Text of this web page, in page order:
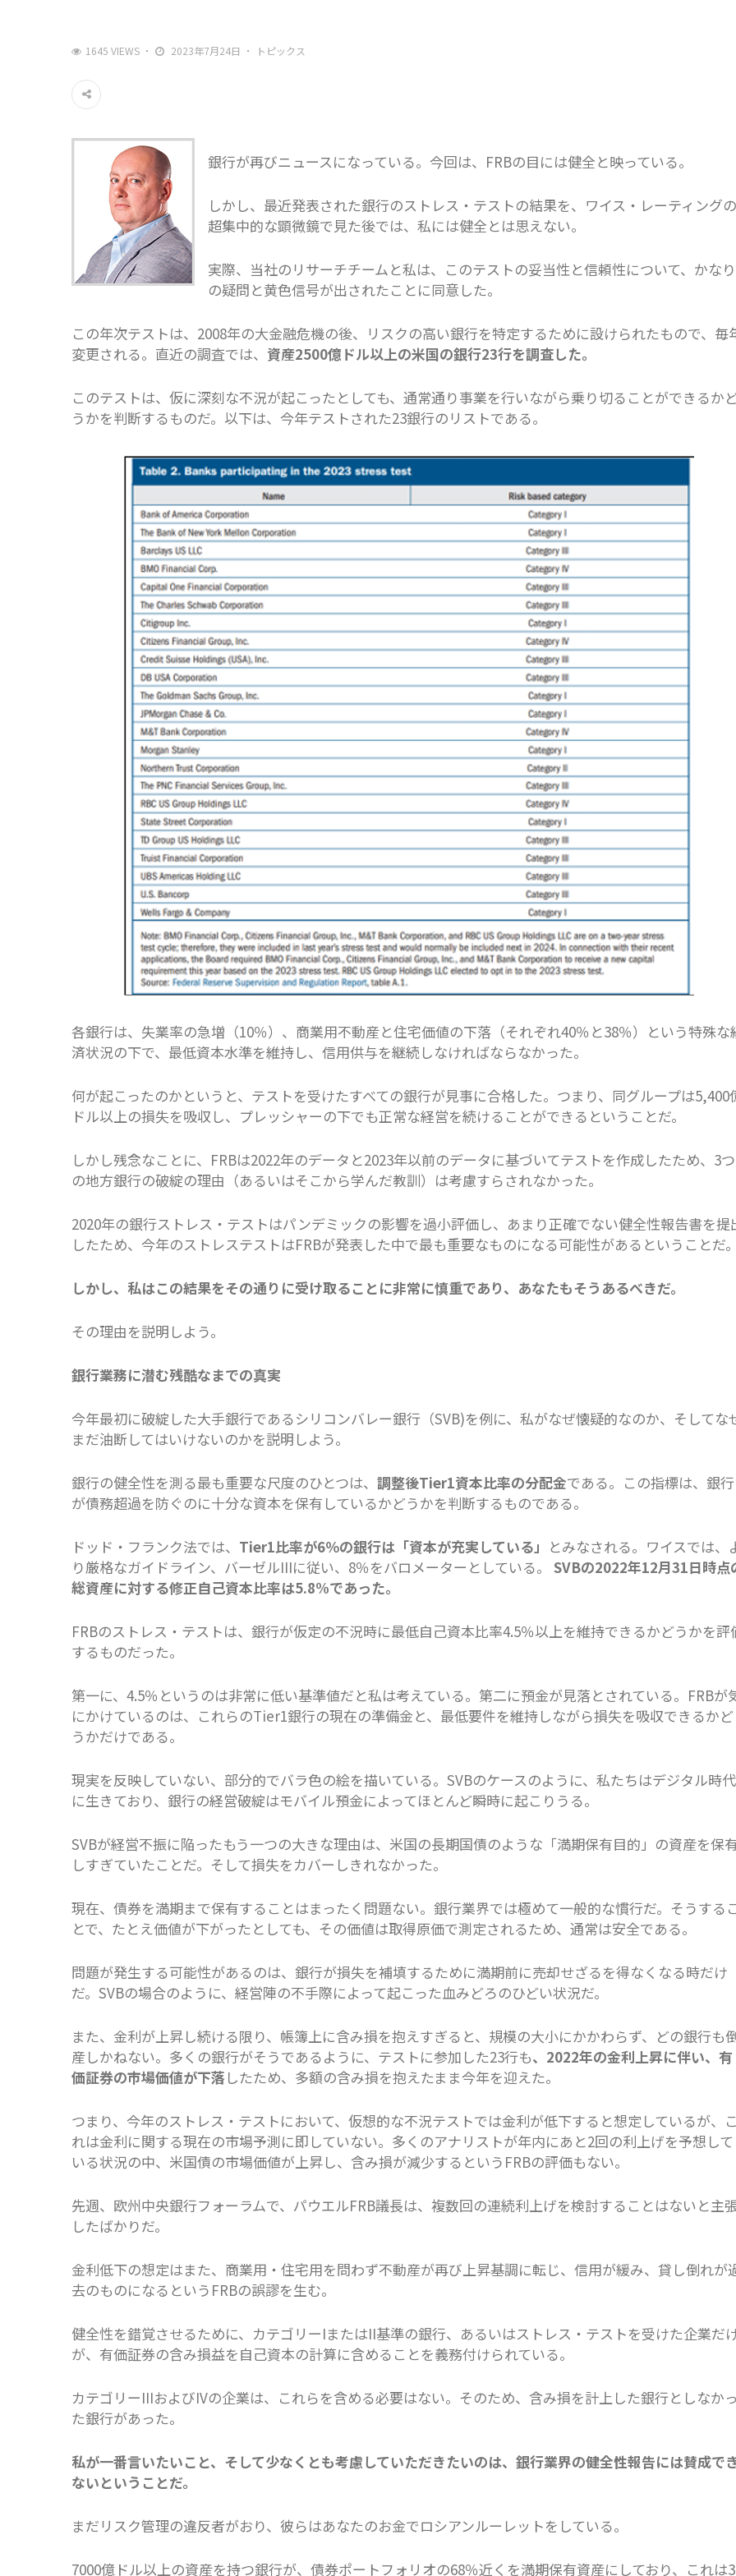
1645 VIEWS 2023年7月24日 トピックス
銀行が再びニュースになっている。今回は、FRBの目には健全と映っている。
しかし、最近発表された銀行のストレス・テストの結果を、ワイス・レーティングの
超集中的な顕微鏡で見た後では、私には健全とは思えない。
実際、当社のリサーチチームと私は、このテストの妥当性と信頼性について、かなり
の疑問と黄色信号が出されたことに同意した。
この年次テストは、2008年の大金融危機の後、リスクの高い銀行を特定するために設けられたもので、毎
変更される。直近の調査では、 資産2500億ドル以上の米国の銀行23行を調査した。
このテストは、仮に深刻な不況が起こったとしても、通常通り事業を行いながら乗り切ることができるか
うかを判断するものだ。以下は、今年テストされた23銀行のリストである。
各銀行は、失業率の急増（10％）、商業用不動産と住宅価値の下落（それぞれ40％と38％）という特殊な
済状況の下で、最低資本水準を維持し、信用供与を継続しなければならなかった。
何が起こったのかというと、テストを受けたすべての銀行が見事に合格した。つまり、同グループは5,400
ドル以上の損失を吸収し、プレッシャーの下でも正常な経営を続けることができるということだ。
しかし残念なことに、FRBは2022年のデータと2023年以前のデータに基づいてテストを作成したため、3つ
の地方銀行の破綻の理由（あるいはそこから学んだ教訓）は考慮すらされなかった。
2020年の銀行ストレス・テストはパンデミックの影響を過小評価し、あまり正確でない健全性報告書を提
したため、今年のストレステストはFRBが発表した中で最も重要なものになる可能性があるということだ。
しかし、私はこの結果をその通りに受け取ることに非常に慎重であり、あなたもそうあるべきだ。
その理由を説明しよう。
銀行業務に潜む残酷なまでの真実
今年最初に破綻した大手銀行であるシリコンバレー銀行（SVB)を例に、私がなぜ懐疑的なのか、そしてな
まだ油断してはいけないのかを説明しよう。
銀行の健全性を測る最も重要な尺度のひとつは、 調整後Tier1資本比率の分配金である。この指標は、銀行
が債務超過を防ぐのに十分な資本を保有しているかどうかを判断するものである。
ドッド・フランク法では、 Tier1比率が6％の銀行は「資本が充実している」 とみなされる。ワイスでは、
り厳格なガイドライン、バーゼルIIIに従い、8％をバロメーターとしている。 SVBの2022年12月31日時点
総資産に対する修正自己資本比率は5.8%であった。
FRBのストレス・テストは、銀行が仮定の不況時に最低自己資本比率4.5％以上を維持できるかどうかを評
するものだった。
第一に、4.5％というのは非常に低い基準値だと私は考えている。第二に預金が見落とされている。FRBが
にかけているのは、これらのTier1銀行の現在の準備金と、最低要件を維持しながら損失を吸収できるかど
うかだけである。
現実を反映していない、部分的でバラ色の絵を描いている。SVBのケースのように、私たちはデジタル時代
に生きており、銀行の経営破綻はモバイル預金によってほとんど瞬時に起こりうる。
SVBが経営不振に陥ったもう一つの大きな理由は、米国の長期国債のような「満期保有目的」の資産を保
しすぎていたことだ。そして損失をカバーしきれなかった。
現在、債券を満期まで保有することはまったく問題ない。銀行業界では極めて一般的な慣行だ。そうする
とで、たとえ価値が下がったとしても、その価値は取得原価で測定されるため、通常は安全である。
問題が発生する可能性があるのは、銀行が損失を補填するために満期前に売却せざるを得なくなる時だけ
だ。SVBの場合のように、経営陣の不手際によって起こった血みどろのひどい状況だ。
また、金利が上昇し続ける限り、帳簿上に含み損を抱えすぎると、規模の大小にかかわらず、どの銀行も
産しかねない。多くの銀行がそうであるように、テストに参加した23行も、2022年の金利上昇に伴い、有
価証券の市場価値が下落 したため、多額の含み損を抱えたまま今年を迎えた。
つまり、今年のストレス・テストにおいて、仮想的な不況テストでは金利が低下すると想定しているが、こ
れは金利に関する現在の市場予測に即していない。多くのアナリストが年内にあと2回の利上げを予想して
いる状況の中、米国債の市場価値が上昇し、含み損が減少するというFRBの評価もない。
先週、欧州中央銀行フォーラムで、パウエルFRB議長は、複数回の連続利上げを検討することはないと主
したばかりだ。
金利低下の想定はまた、商業用・住宅用を問わず不動産が再び上昇基調に転じ、信用が緩み、貸し倒れが
去のものになるというFRBの誤謬を生む。
健全性を錯覚させるために、カテゴリーIまたはII基準の銀行、あるいはストレス・テストを受けた企業だ
が、有価証券の含み損益を自己資本の計算に含めることを義務付けられている。
カテゴリーIIIおよびIVの企業は、これらを含める必要はない。そのため、含み損を計上した銀行としなかっ
た銀行があった。
私が一番言いたいこと、そして少なくとも考慮していただきたいのは、銀行業界の健全性報告には賛成で
ないということだ。
まだリスク管理の違反者がおり、彼らはあなたのお金でロシアンルーレットをしている。
7000億ドル以上の資産を持つ銀行が、債券ポートフォリオの68％近くを満期保有資産にしており、これは3